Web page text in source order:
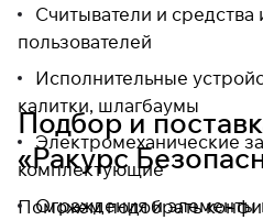
Считыватели и
пользователей
Исполнительные
калитки, шлагбаумы
Электромеханические
комплектующие
Ограждения и элементы
Подбор и
«Ракурс
Поможем подобрать